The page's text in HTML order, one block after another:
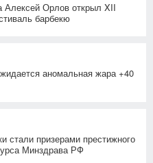
Алексей Орлов открыл XII
барбекю
аномальная жара +40
стали призерами престижного
Минздрава РФ